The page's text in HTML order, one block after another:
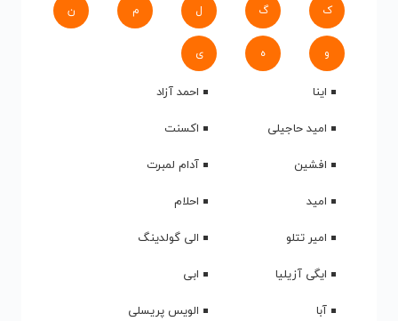
ک گ ل م ن
و ه ی
اینا
احمد آزاد
امید حاجیلی
اکسنت
افشین
آدام لمبرت
امید
احلام
امیر تتلو
الی گولدینگ
ایگی آزیلیا
ابی
آبا
الویس پریسلی